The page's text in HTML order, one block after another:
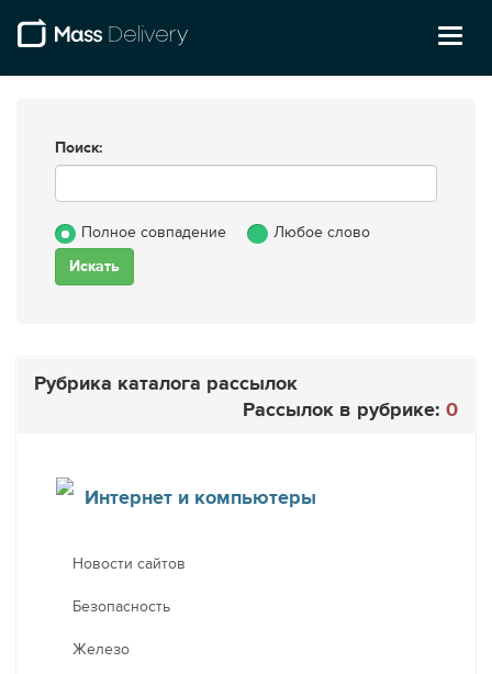
Поиск:
Полное совпадение Любое слово
Рубрика каталога рассылок
Рассылок в рубрике: 0
Интернет и компьютеры
Новости сайтов
Безопасность
Железо